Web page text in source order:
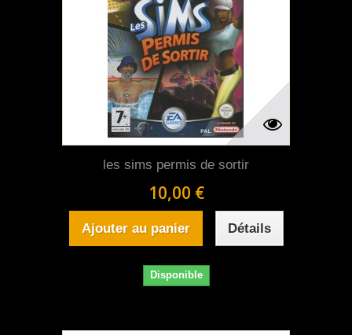
les sims permis de sortir
10,00 €
Ajouter au panier Détails
Disponible